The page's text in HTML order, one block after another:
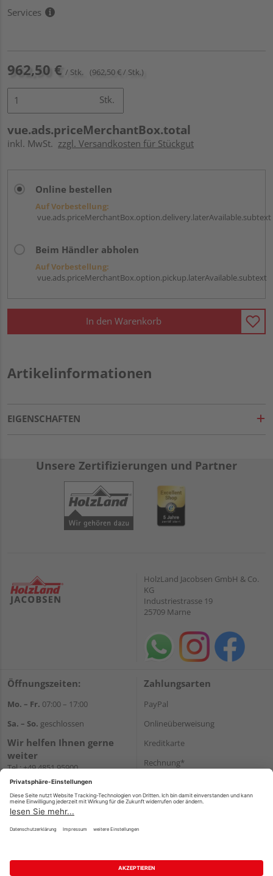
Services
962,50 € / Stk. (962,50 € / Stk.)
Stk.
vue.ads.priceMerchantBox.total
inkl. MwSt. zzgl. Versandkosten für Stückgut
Online bestellen
Auf Vorbestellung:
vue.ads.priceMerchantBox.option.delivery.laterAvailable.subtext
Beim Händler abholen
Auf Vorbestellung:
vue.ads.priceMerchantBox.option.pickup.laterAvailable.subtext
In den Warenkorb
Artikelinformationen
EIGENSCHAFTEN
Unsere Zertifizierungen und Partner
HolzLand Jacobsen GmbH & Co.
KG
Industriestrasse 19
25709 Marne
Öffnungszeiten:
Mo. – Fr. 07:00 – 17:00
Sa. – So. geschlossen
Wir helfen Ihnen gerne
weiter
Tel.:+49 4851 95900
E-Mail:info@holzland-
WhatsApp
Zahlungsarten
PayPal
Onlineüberweisung
Kreditkarte
Rechnung*
Versand
Impressum AGB Widerruf
Datenschutz